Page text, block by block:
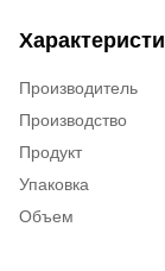
Производитель
Производство
Продукт
Упаковка
Объем